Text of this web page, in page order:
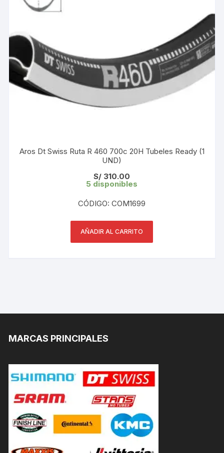
Aros Dt Swiss Ruta R 460 700c 20H Tubeles Ready (1
UND)
S/ 310.00
5 disponibles
CÓDIGO: COM1699
AÑADIR AL CARRITO
MARCAS PRINCIPALES